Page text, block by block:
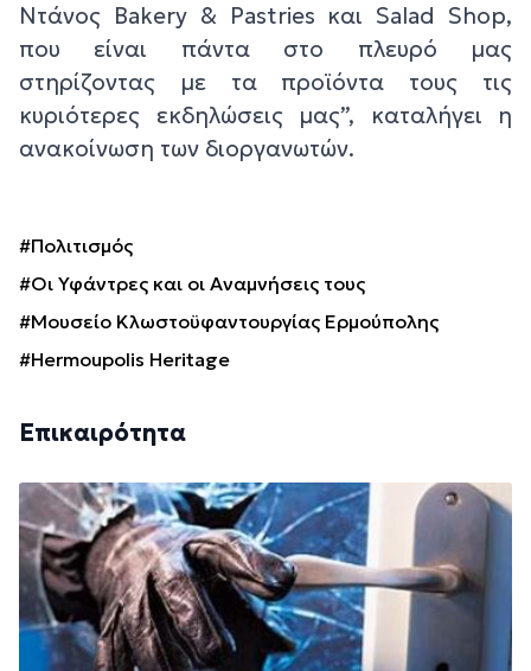
Ντάνος Bakery & Pastries και Salad Shop,
που είναι πάντα στο πλευρό μας
στηρίζοντας με τα προϊόντα τους τις
κυριότερες εκδηλώσεις μας”, καταλήγει η
ανακοίνωση των διοργανωτών.
#Πολιτισμός
#Οι Υφάντρες και οι Αναμνήσεις τους
#Μουσείο Κλωστοϋφαντουργίας Ερμούπολης
#Hermoupolis Heritage
Επικαιρότητα